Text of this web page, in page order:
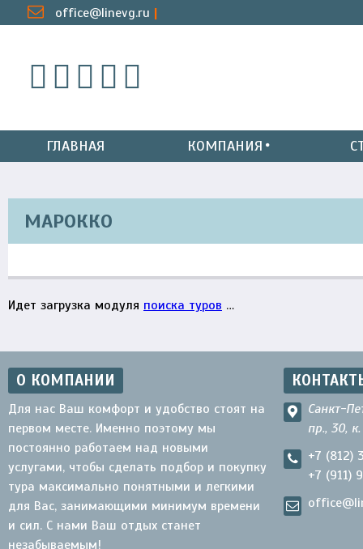
office@linevg.ru
ГЛАВНАЯ КОМПАНИЯ
МАРОККО
Идет загрузка модуля поиска туров …
О КОМПАНИИ
Для нас Ваш комфорт и удобство стоят на
первом месте. Именно поэтому мы
постоянно работаем над новыми
услугами, чтобы сделать подбор и покупку
тура максимально понятными и легкими
для Вас, занимающими минимум времени
и сил. С нами Ваш отдых станет
незабываемым!
Санкт-
пр., 30,
+7 (812)
+7 (911)